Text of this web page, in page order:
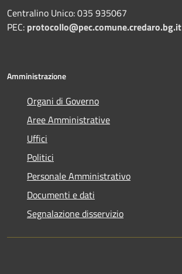
Centralino Unico: 035 935067
PEC: protocollo@pec.comune.credaro.bg.it
Amministrazione
Organi di Governo
Aree Amministrative
Uffici
Politici
Personale Amministrativo
Documenti e dati
Segnalazione disservizio